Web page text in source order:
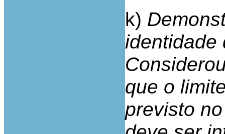
k)
identidade
que o
previsto